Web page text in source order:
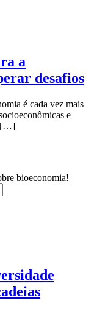
a
desafios
é cada vez mais
e
[…]
bioeconomia!